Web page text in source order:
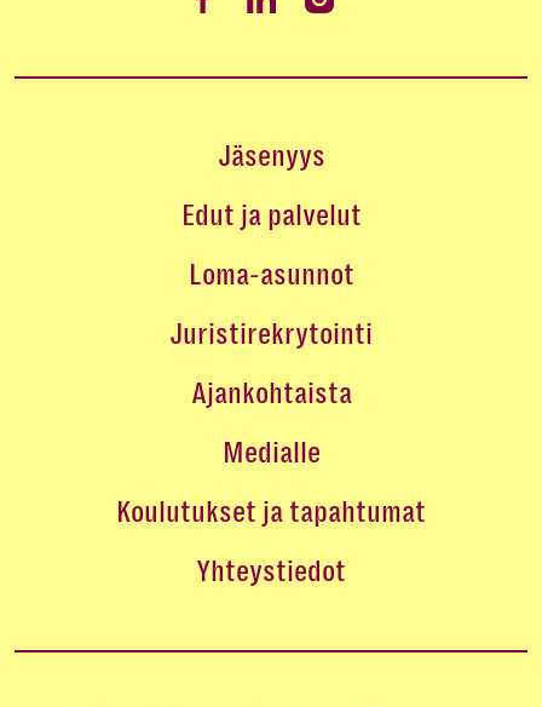
Jäsenyys
Edut ja palvelut
Loma-asunnot
Juristirekrytointi
Ajankohtaista
Medialle
Koulutukset ja tapahtumat
Yhteystiedot